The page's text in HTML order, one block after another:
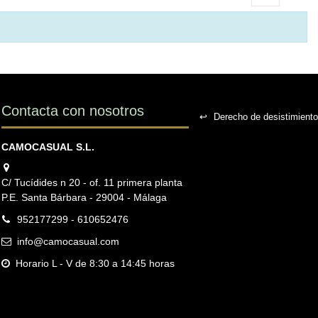
Contacta con nosotros
CAMOCASUAL S.L.
C/ Tucídides n 20 - of. 11 primera planta
P.E. Santa Bárbara - 29004 - Málaga
952177299 - 610652476
info@camocasual.com
Horario L - V de 8:30 a 14:45 horas
↩ Derecho de desistimiento